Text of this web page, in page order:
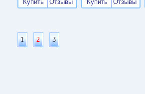
Купить Отзывы Купить Отзывы
1 2 3